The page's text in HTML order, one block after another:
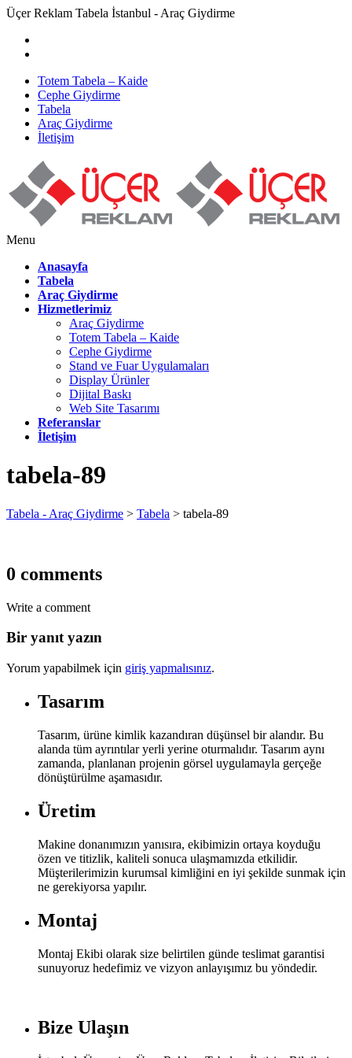
Üçer Reklam Tabela İstanbul - Araç Giydirme
Totem Tabela – Kaide
Cephe Giydirme
Tabela
Araç Giydirme
İletişim
Menu
Anasayfa
Tabela
Araç Giydirme
Hizmetlerimiz
Araç Giydirme
Totem Tabela – Kaide
Cephe Giydirme
Stand ve Fuar Uygulamaları
Display Ürünler
Dijital Baskı
Web Site Tasarımı
Referanslar
İletişim
tabela-89
Tabela - Araç Giydirme > Tabela > tabela-89
0 comments
Write a comment
Bir yanıt yazın
Yorum yapabilmek için giriş yapmalısınız.
Tasarım
Tasarım, ürüne kimlik kazandıran düşünsel bir alandır. Bu
alanda tüm ayrıntılar yerli yerine oturmalıdır. Tasarım aynı
zamanda, planlanan projenin görsel uygulamayla gerçeğe
dönüştürülme aşamasıdır.
Üretim
Makine donanımızın yanısıra, ekibimizin ortaya koyduğu
özen ve titizlik, kaliteli sonuca ulaşmamızda etkilidir.
Müşterilerimizin kurumsal kimliğini en iyi şekilde sunmak için
ne gerekiyorsa yapılır.
Montaj
Montaj Ekibi olarak size belirtilen günde teslimat garantisi
sunuyoruz hedefimiz ve vizyon anlayışımız bu yöndedir.
Bize Ulaşın